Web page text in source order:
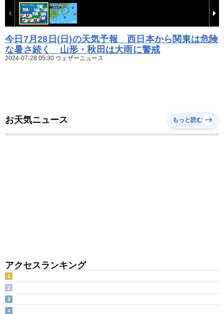
今日7月28日(日)の天気予報 西日本から関東は危険
な暑さ続く 山形・秋田は大雨に警戒
2024-07-28 05:30 ウェザーニュース
お天気ニュース もっと読む
アクセスランキング
1
2
3
4